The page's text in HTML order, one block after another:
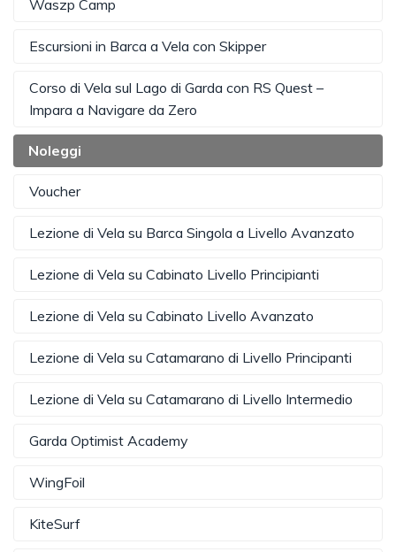
Waszp Camp
Escursioni in Barca a Vela con Skipper
Corso di Vela sul Lago di Garda con RS Quest –
Impara a Navigare da Zero
Noleggi
Voucher
Lezione di Vela su Barca Singola a Livello Avanzato
Lezione di Vela su Cabinato Livello Principianti
Lezione di Vela su Cabinato Livello Avanzato
Lezione di Vela su Catamarano di Livello Principanti
Lezione di Vela su Catamarano di Livello Intermedio
Garda Optimist Academy
WingFoil
KiteSurf